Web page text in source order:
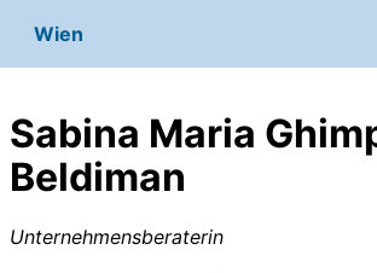
Wien
Sabina Maria
Beldiman
Unternehmensberaterin